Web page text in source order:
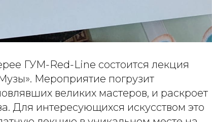
ГУМ-Red-Line состоится лекция
Мероприятие погрузит
великих мастеров, и раскроет
Для интересующихся искусством это